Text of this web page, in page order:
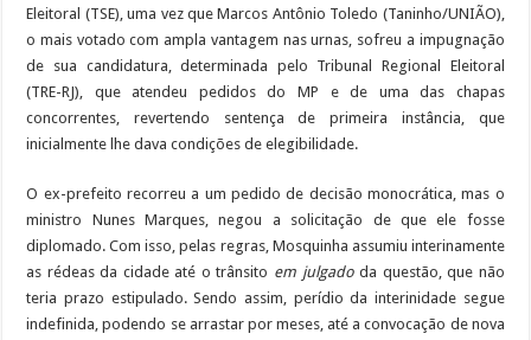
Eleitoral (TSE), uma vez que Marcos Antônio Toledo (Taninho/UNIÃO),
o mais votado com ampla vantagem nas urnas, sofreu a impugnação
de sua candidatura, determinada pelo Tribunal Regional Eleitoral
(TRE-RJ), que atendeu pedidos do MP e de uma das chapas
concorrentes, revertendo sentença de primeira instância, que
inicialmente lhe dava condições de elegibilidade.
O ex-prefeito recorreu a um pedido de decisão monocrática, mas o
ministro Nunes Marques, negou a solicitação de que ele fosse
diplomado. Com isso, pelas regras, Mosquinha assumiu interinamente
as rédeas da cidade até o trânsito em julgadoda questão, que não
teria prazo estipulado. Sendo assim, perídio da interinidade segue
indefinida, podendo se arrastar por meses, até a convocação de nova